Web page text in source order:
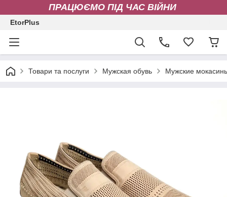
ПРАЦЮЄМО ПІД ЧАС ВІЙНИ
EtorPlus
Товари та послуги Мужская обувь Мужские